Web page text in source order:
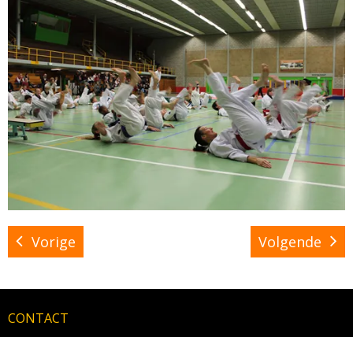
TAEKWONDO
BRAZILIAN JIU JITSU
AGENDA
NIEUWS
PRAKTISCHE ZELFVERDEDIGINGSCURSUS
Vorige Volgende
CONTACT